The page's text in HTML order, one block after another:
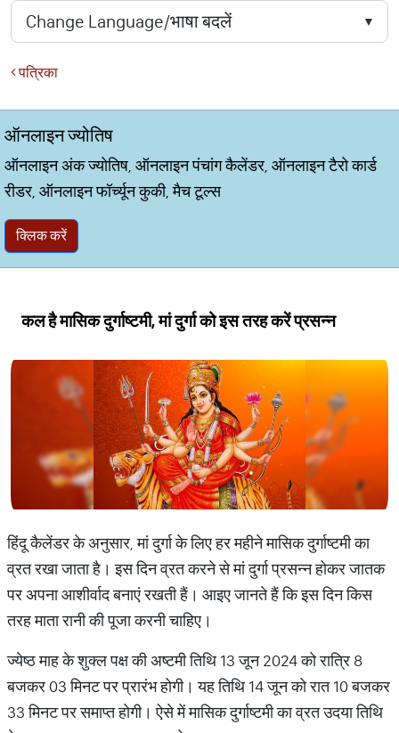
पत्रिका
ऑनलाइन ज्योतिष
ऑनलाइन अंक ज्योतिष, ऑनलाइन पंचांग कैलेंडर, ऑनलाइन टैरो कार्ड
रीडर, ऑनलाइन फॉर्च्यून कुकी, मैच टूल्स
क्लिक करें
कल है मासिक दुर्गाष्टमी, मां दुर्गा को इस तरह करें प्रसन्न
हिंदू कैलेंडर के अनुसार, मां दुर्गा के लिए हर महीने मासिक दुर्गाष्टमी का
व्रत रखा जाता है। इस दिन व्रत करने से मां दुर्गा प्रसन्न होकर जातक
पर अपना आशीर्वाद बनाएं रखती हैं। आइए जानते हैं कि इस दिन किस
तरह माता रानी की पूजा करनी चाहिए।
ज्येष्ठ माह के शुक्ल पक्ष की अष्टमी तिथि 13 जून 2024 को रात्रि 8
बजकर 03 मिनट पर प्रारंभ होगी। यह तिथि 14 जून को रात 10 बजकर
33 मिनट पर समाप्त होगी। ऐसे में मासिक दुर्गाष्टमी का व्रत उदया तिथि